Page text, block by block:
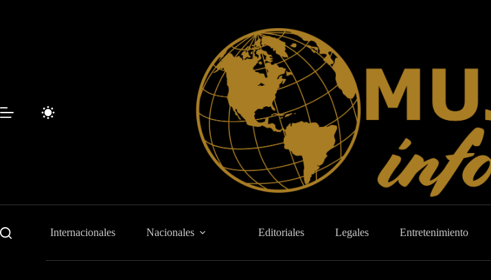
Internacionales Nacionales Editoriales Legales Entretenimiento